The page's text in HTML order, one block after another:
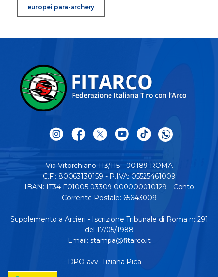
europei para-archery
Via Vitorchiano 113/115 - 00189 ROMA
C.F.: 80063130159 - P.IVA: 05525461009
IBAN: IT34 F01005 03309 000000010129 - Conto
Corrente Postale: 65643009
Supplemento a Arcieri - Iscrizione Tribunale di Roma n: 291
del 17/05/1988
Email: stampa@fitarco.it
DPO avv. Tiziana Pica